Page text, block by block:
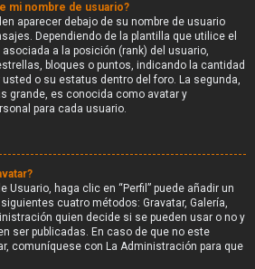
mi nombre de usuario?
aparecer debajo de su nombre de usuario
Dependiendo de la plantilla que utilice el
a la posición (rank) del usuario,
bloques o puntos, indicando la cantidad
o su estatus dentro del foro. La segunda,
grande, es conocida como avatar y
para cada usuario.
Usuario, haga clic en “Perfil” puede añadir un
cuatro métodos: Gravatar, Galería,
quien decide si se pueden usar o no y
ser publicadas. En caso de que no este
comuníquese con La Administración para que